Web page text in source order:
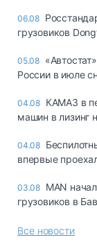
06.08
грузовиков
05.08
России в июле
04.08 КАМАЗ в
машин в лизинг
04.08
впервые
03.08 MAN
грузовиков в
Все новости